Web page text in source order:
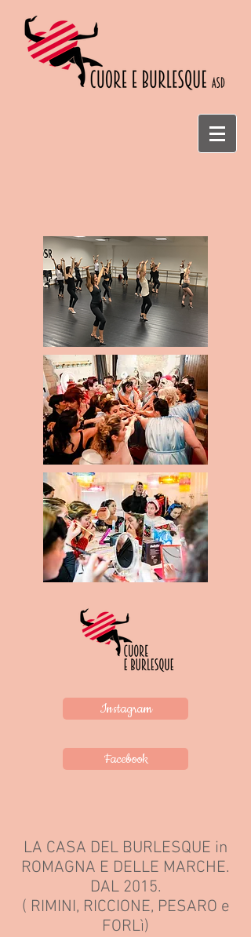
Instagram
Facebook
LA CASA DEL BURLESQUE in
ROMAGNA E DELLE MARCHE.
DAL 2015.
( RIMINI, RICCIONE, PESARO e
FORLì)